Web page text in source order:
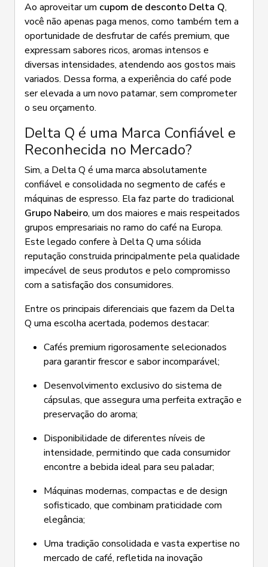
Ao aproveitar um cupom de desconto Delta Q,
você não apenas paga menos, como também tem a
oportunidade de desfrutar de cafés premium, que
expressam sabores ricos, aromas intensos e
diversas intensidades, atendendo aos gostos mais
variados. Dessa forma, a experiência do café pode
ser elevada a um novo patamar, sem comprometer
o seu orçamento.
Delta Q é uma Marca Confiável e
Reconhecida no Mercado?
Sim, a Delta Q é uma marca absolutamente
confiável e consolidada no segmento de cafés e
máquinas de espresso. Ela faz parte do tradicional
Grupo Nabeiro, um dos maiores e mais respeitados
grupos empresariais no ramo do café na Europa.
Este legado confere à Delta Q uma sólida
reputação construida principalmente pela qualidade
impecável de seus produtos e pelo compromisso
com a satisfação dos consumidores.
Entre os principais diferenciais que fazem da Delta
Q uma escolha acertada, podemos destacar:
Cafés premium rigorosamente selecionados
para garantir frescor e sabor incomparável;
Desenvolvimento exclusivo do sistema de
cápsulas, que assegura uma perfeita extração e
preservação do aroma;
Disponibilidade de diferentes níveis de
intensidade, permitindo que cada consumidor
encontre a bebida ideal para seu paladar;
Máquinas modernas, compactas e de design
sofisticado, que combinam praticidade com
elegância;
Uma tradição consolidada e vasta expertise no
mercado de café, refletida na inovação